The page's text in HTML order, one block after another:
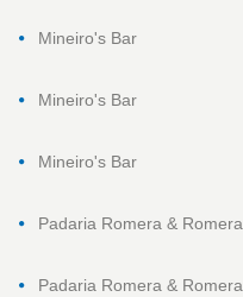
Mineiro's Bar
Mineiro's Bar
Mineiro's Bar
Padaria Romera & Romera
Padaria Romera & Romera